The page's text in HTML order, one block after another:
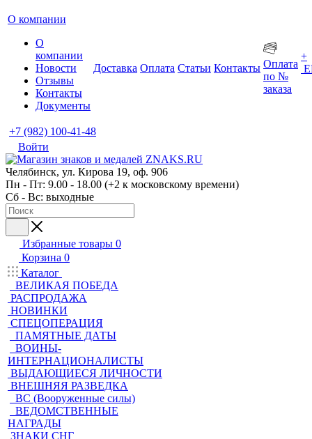
О компании
О
компании
Новости
Отзывы
Контакты
Документы
Доставка Оплата Статьи Контакты Оплата
по №
заказа
+
+7 (982) 100-41-48
Войти
Челябинск, ул. Кирова 19, оф. 906
Пн - Пт: 9.00 - 18.00 (+2 к московскому времени)
Сб - Вс: выходные
Избранные товары 0
Корзина 0
Каталог
ВЕЛИКАЯ ПОБЕДА
РАСПРОДАЖА
НОВИНКИ
СПЕЦОПЕРАЦИЯ
ПАМЯТНЫЕ ДАТЫ
ВОИНЫ-
ИНТЕРНАЦИОНАЛИСТЫ
ВЫДАЮЩИЕСЯ ЛИЧНОСТИ
ВНЕШНЯЯ РАЗВЕДКА
ВС (Вооруженные силы)
ВЕДОМСТВЕННЫЕ
НАГРАДЫ
ЗНАКИ СНГ